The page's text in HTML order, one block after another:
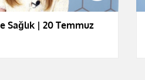
Sağlık | 20 Temmuz